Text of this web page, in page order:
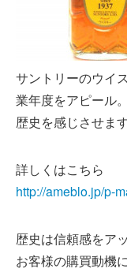
サントリーのウイ
業年度をアピール。
歴史を感じさせます
詳しくはこちら
http://ameblo.jp/p-
歴史は信頼感をア
お客様の購買動機